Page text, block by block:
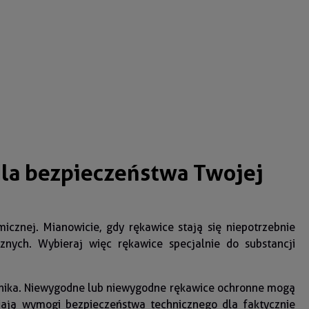
bezpieczeństwa Twojej
Mianowicie, gdy rękawice stają się niepotrzebnie
Wybieraj więc rękawice specjalnie do substancji
Niewygodne lub niewygodne rękawice ochronne mogą
wymogi bezpieczeństwa technicznego dla faktycznie